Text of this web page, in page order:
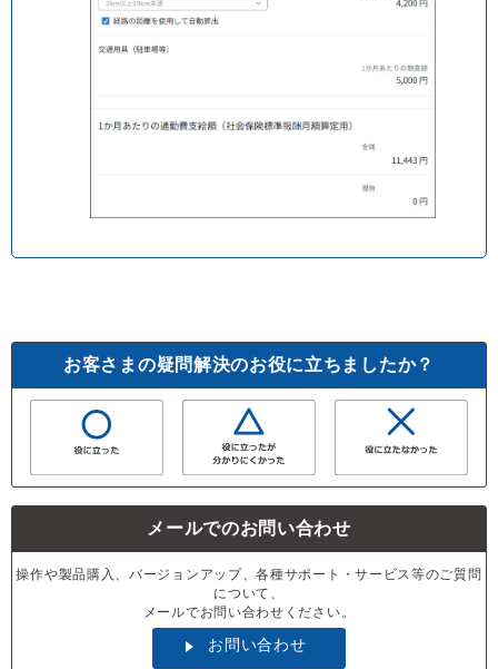
お客さまの疑問解決のお役に立ちましたか？
メールでのお問い合わせ
操作や製品購入、バージョンアップ、各種サポート・サービス等のご質問
について、
メールでお問い合わせください。
お問い合わせ